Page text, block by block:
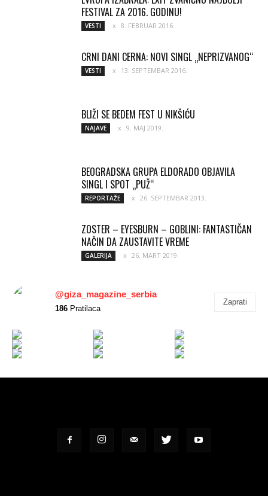
FESTIVAL ZA 2016. GODINU!
VESTI 8. FEBRUAR 2016.
CRNI DANI CERNA: NOVI SINGL „NEPRIZVANOG“
VESTI 13. SEPTEMBAR 2016.
BLIŽI SE BEDEM FEST U NIKŠIĆU
NAJAVE 9. MAJ 2019.
BEOGRADSKA GRUPA ELDORADO OBJAVILA
SINGL I SPOT „PUŽ“
REPORTAŽE 26. SEPTEMBAR 2013.
ZOSTER – EYESBURN – GOBLINI: FANTASTIČAN
NAČIN DA ZAUSTAVITE VREME
GALERIJA 26. MART 2019.
@giza_magazine_serbia
186 Pratilaca
Zaprati